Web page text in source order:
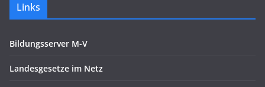
Links
Bildungsserver M-V
Landesgesetze im Netz